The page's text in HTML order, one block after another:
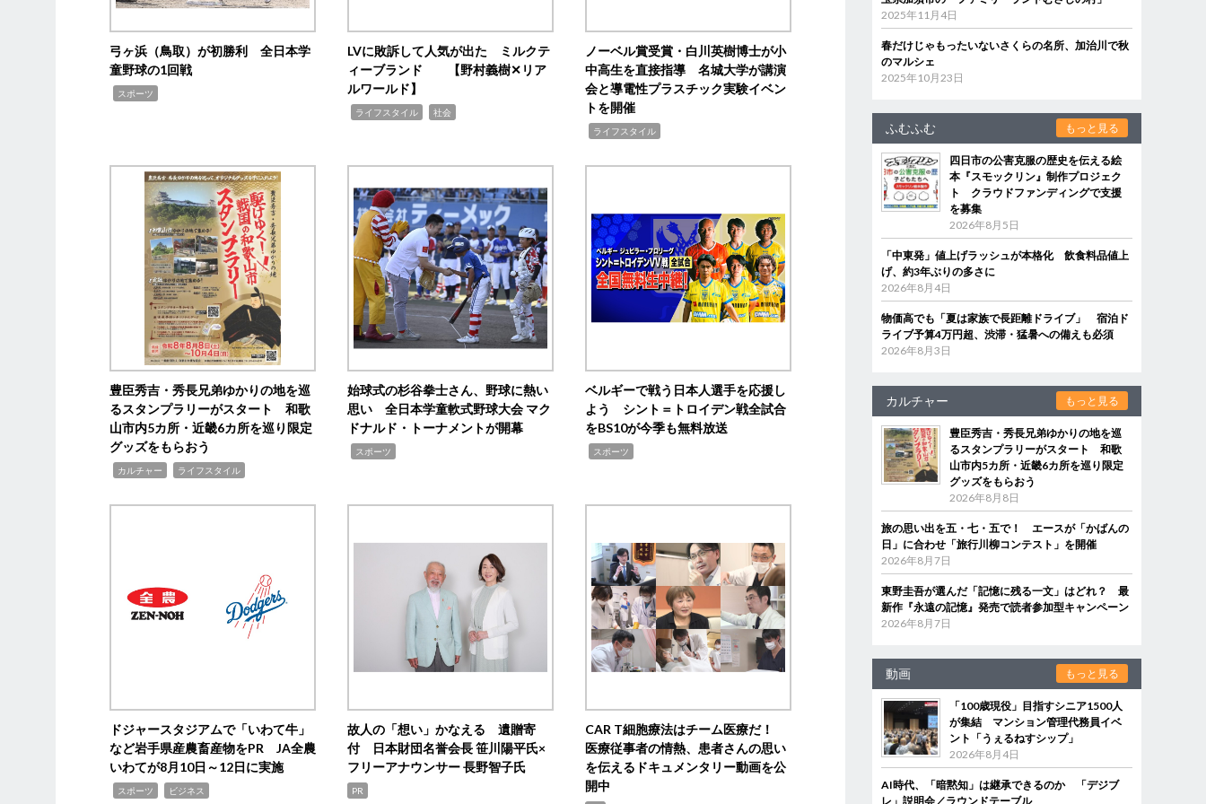
弓ヶ浜（鳥取）が初勝利 全日本学
童野球の1回戦
スポーツ
LVに敗訴して人気が出た ミルクテ
ィーブランド 【野村義樹✕リア
ルワールド】
ライフスタイル 社会
ノーベル賞受賞・白川英樹博士が小
中高生を直接指導 名城大学が講演
会と導電性プラスチック実験イベン
トを開催
ライフスタイル
豊臣秀吉・秀長兄弟ゆかりの地を巡
るスタンプラリーがスタート 和歌
山市内5カ所・近畿6カ所を巡り限定
グッズをもらおう
カルチャー ライフスタイル
始球式の杉谷拳士さん、野球に熱い
思い 全日本学童軟式野球大会 マク
ドナルド・トーナメントが開幕
スポーツ
ベルギーで戦う日本人選手を応援し
よう シント＝トロイデン戦全試合
をBS10が今季も無料放送
スポーツ
ドジャースタジアムで「いわて牛」
など岩手県産農畜産物をPR JA全農
いわてが8月10日～12日に実施
スポーツ ビジネス
故人の「想い」かなえる 遺贈寄
付 日本財団名誉会長 笹川陽平氏×
フリーアナウンサー 長野智子氏
PR
CAR T細胞療法はチーム医療だ！
医療従事者の情熱、患者さんの思い
を伝えるドキュメンタリー動画を公
開中
2025年11月4日
春だけじゃもったいないさくらの名所、加治川で秋
のマルシェ
2025年10月23日
ふむふむ もっと見る
四日市の公害克服の歴史を伝える絵
本『スモックリン』制作プロジェク
ト クラウドファンディングで支援
を募集
2026年8月5日
「中東発」値上げラッシュが本格化 飲食料品値上
げ、約3年ぶりの多さに
2026年8月4日
物価高でも「夏は家族で長距離ドライブ」 宿泊ド
ライブ予算4万円超、渋滞・猛暑への備えも必須
2026年8月3日
カルチャー もっと見る
豊臣秀吉・秀長兄弟ゆかりの地を巡
るスタンプラリーがスタート 和歌
山市内5カ所・近畿6カ所を巡り限定
グッズをもらおう
2026年8月8日
旅の思い出を五・七・五で！ エースが「かばんの
日」に合わせ「旅行川柳コンテスト」を開催
2026年8月7日
東野圭吾が選んだ「記憶に残る一文」はどれ？ 最
新作『永遠の記憶』発売で読者参加型キャンペーン
2026年8月7日
動画 もっと見る
「100歳現役」目指すシニア1500人
が集結 マンション管理代務員イベ
ント「うぇるねすシップ」
2026年8月4日
AI時代、「暗黙知」は継承できるのか 「デジブ
レ」説明会／ラウンドテーブル